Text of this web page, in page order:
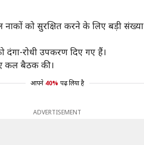
को सुरक्षित करने के लिए बड़ी
दंगा-रोधी उपकरण दिए गए हैं।
कल बैठक की।
आपने 40% पढ़ लिया है
ADVERTISEMENT